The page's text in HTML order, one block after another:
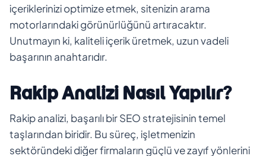
içeriklerinizi optimize etmek, sitenizin arama
motorlarındaki görünürlüğünü artıracaktır.
Unutmayın ki, kaliteli içerik üretmek, uzun vadeli
başarının anahtarıdır.
Rakip Analizi Nasıl Yapılır?
Rakip analizi, başarılı bir SEO stratejisinin temel
taşlarından biridir. Bu süreç, işletmenizin
sektöründeki diğer firmaların güçlü ve zayıf yönlerini